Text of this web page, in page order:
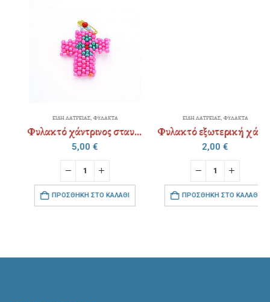
ΕΙΔΗ ΛΑΤΡΕΙΑΣ,ΦΥΛΑΚΤΑ
Φυλακτό χάντρινος σταυρός (όλο με χάντρα)
5,00€
ΠΡΟΣΘΉΚΗ ΣΤΟ ΚΑΛΆΘΙ
ΕΙΔΗ ΛΑΤΡΕΙΑΣ,ΦΥΛΑΚΤΑ
Φυλακτό εξωτερική χάντρα τρίγωνο / τετράγωνο
2,00€
ΠΡΟΣΘΉΚΗ ΣΤΟ ΚΑΛΆΘΙ